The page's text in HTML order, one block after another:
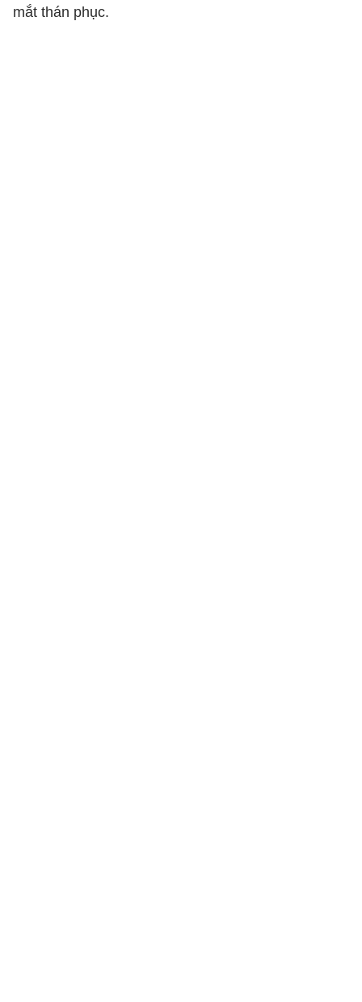
mắt thán phục.